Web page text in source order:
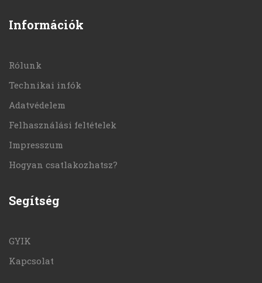
Információk
Rólunk
Technikai infók
Adatvédelem
Felhasználási feltételek
Impresszum
Hogyan csatlakozhatsz?
Segítség
GYIK
Kapcsolat